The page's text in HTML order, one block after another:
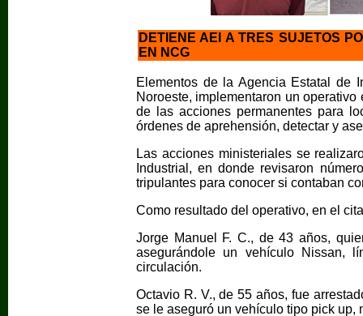
DETIENE AEI A TRES SUJETOS
EN NCG
Elementos de la Agencia Estatal de
Noroeste, implementaron un
de las acciones permanentes para
órdenes de aprehensión, detectar y
Las acciones ministeriales se
Industrial, en donde revisaron
tripulantes para conocer si contaban
Como resultado del operativo, en el
Jorge Manuel F. C., de 43 años,
asegurándole un vehículo Nissan,
circulación.
Octavio R. V., de 55 años, fue
se le aseguró un vehículo tipo pick up,